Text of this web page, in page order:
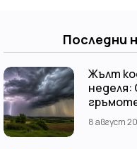
Последни
Жълт
неделя:
8 август